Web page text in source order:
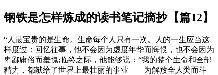
钢铁是怎样炼成的读书笔记摘抄【篇12】
“人最宝贵的是生命。生命每个人只有一次。人的一生应当这
样度过：回忆往事，他不会因为虚度年华而悔恨，也不会因为
卑鄙庸俗而羞愧;临终之际，他能够说：“我的整个生命和全部
精力，都献给了世界上最壮丽的事业——为解放全人类而斗